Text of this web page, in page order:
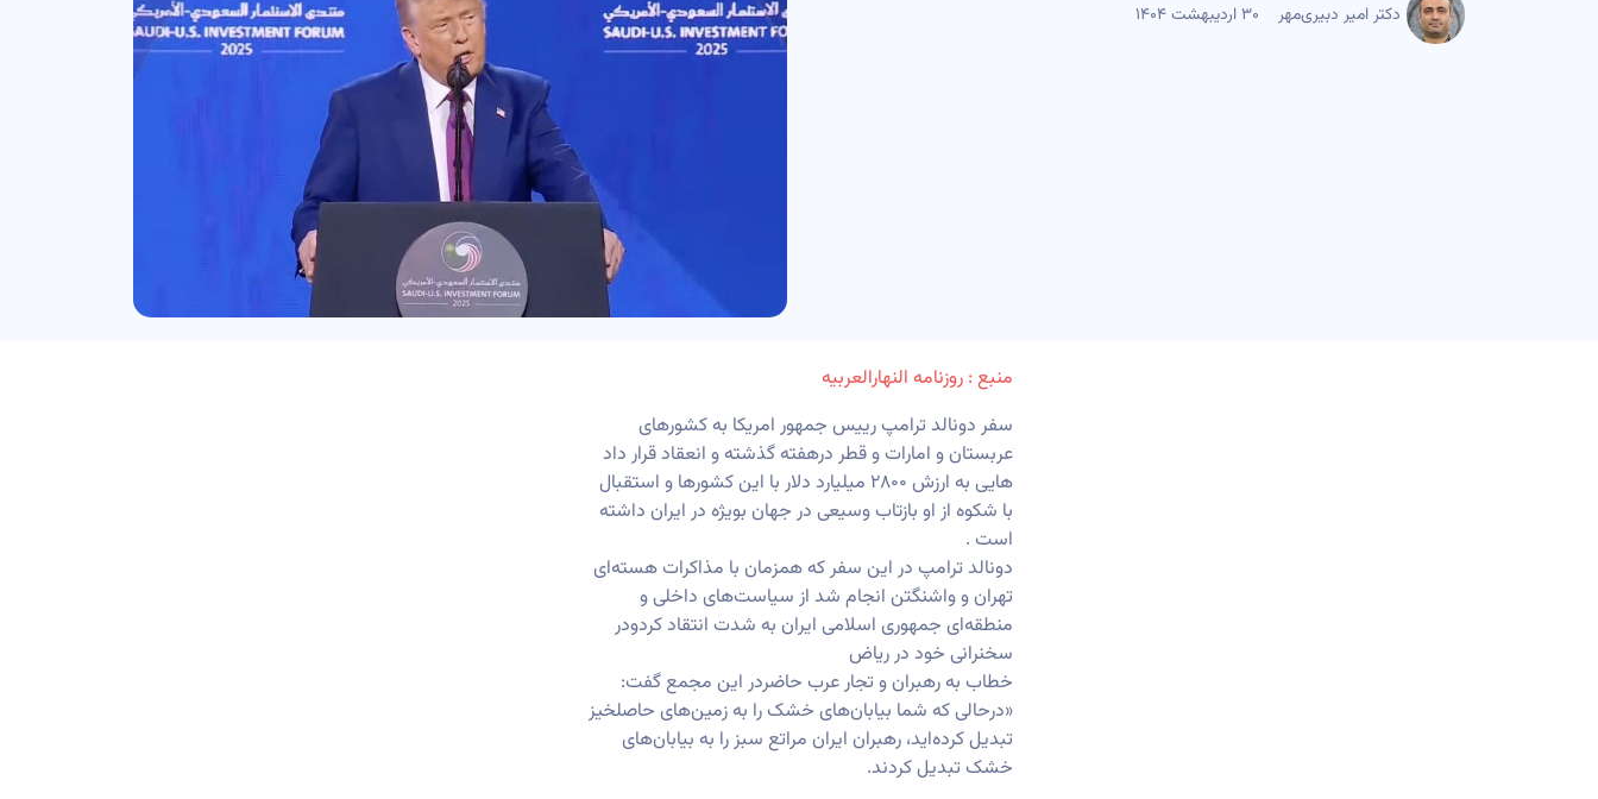
دکتر امیر دبیری‌مهر ۳۰ اردیبهشت ۱۴۰۴
منبع : روزنامه النهارالعربیه
سفر دونالد ترامپ رییس جمهور امریکا به کشورهای
عربستان و امارات و قطر درهفته گذشته و انعقاد قرار داد
هایی به ارزش ۲۸۰۰ میلیارد دلار با این کشورها و استقبال
با شکوه از او بازتاب وسیعی در جهان بویژه در ایران داشته
است .
دونالد ترامپ در این سفر که همزمان با مذاکرات هسته‌ای
تهران و واشنگتن انجام شد از سیاست‌های داخلی و
منطقه‌ای جمهوری اسلامی ایران به شدت انتقاد کردودر
سخنرانی خود در ریاض
خطاب به رهبران و تجار عرب حاضردر این مجمع گفت:
«درحالی که شما بیابان‌های خشک را به زمین‌های حاصلخیز
تبدیل کرده‌اید، رهبران ایران مراتع سبز را به بیابان‌های
خشک تبدیل کردند.